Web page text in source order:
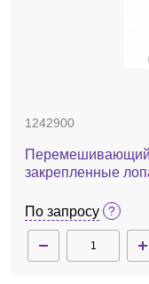
1242900
Перемешивающий
закрепленные
По запросу